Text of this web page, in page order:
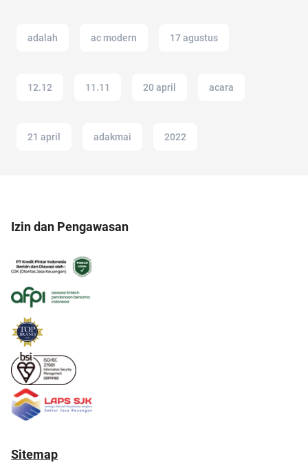
adalah ac modern 17 agustus
12.12 11.11 20 april acara
21 april adakmai 2022
Izin dan Pengawasan
Sitemap